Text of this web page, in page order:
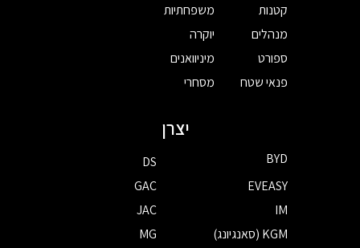
קטנות
מנהלים
ספורט
פנאי שטח
משפחתיות
יוקרה
מיניוואנים
מסחרי
יצרן
BYD
DS
EVEASY
GAC
IM
JAC
KGM (סאנגיונג)
MG